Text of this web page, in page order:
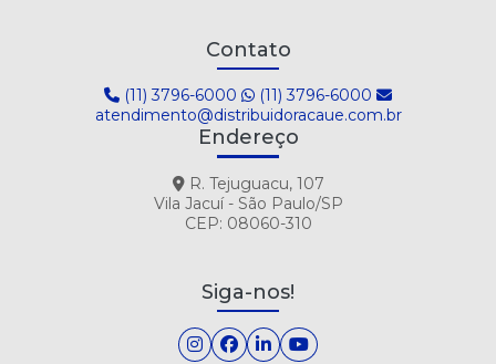
Contato
(11) 3796-6000
(11) 3796-6000
atendimento@distribuidoracaue.com.br
Endereço
R. Tejuguacu, 107
Vila Jacuí - São Paulo/SP
CEP: 08060-310
Siga-nos!